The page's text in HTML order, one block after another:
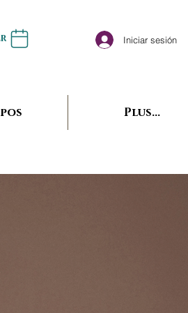
Iniciar sesión
Plus...